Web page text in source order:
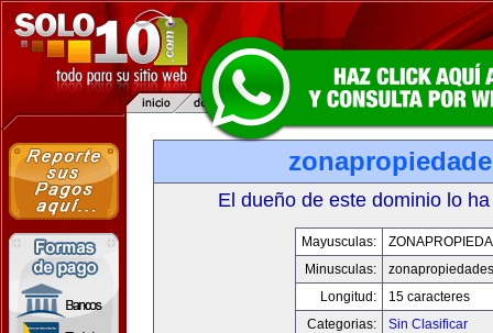
El dueño de este dominio lo
Mayusculas:
Minusculas:
Longitud:
15 caracteres
Categorias:
Sin Clasificar